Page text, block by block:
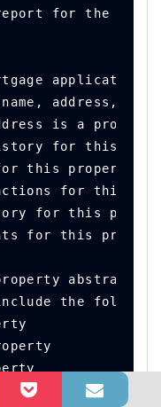
for the
application
address,
is a
for this
this property?",
for this
for this
for this
abstract
the
property